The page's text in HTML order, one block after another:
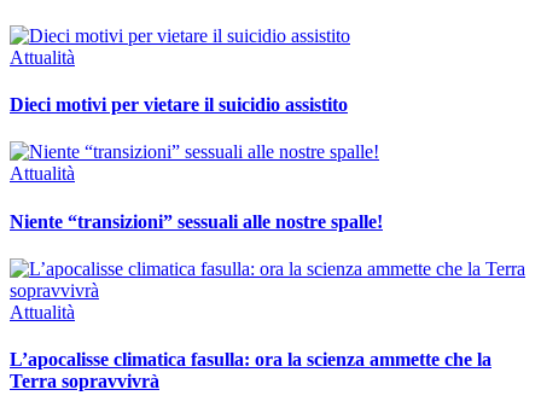
Attualità
Dieci motivi per vietare il suicidio assistito
Attualità
Niente “transizioni” sessuali alle nostre spalle!
Attualità
L’apocalisse climatica fasulla: ora la scienza ammette che la
Terra sopravvivrà